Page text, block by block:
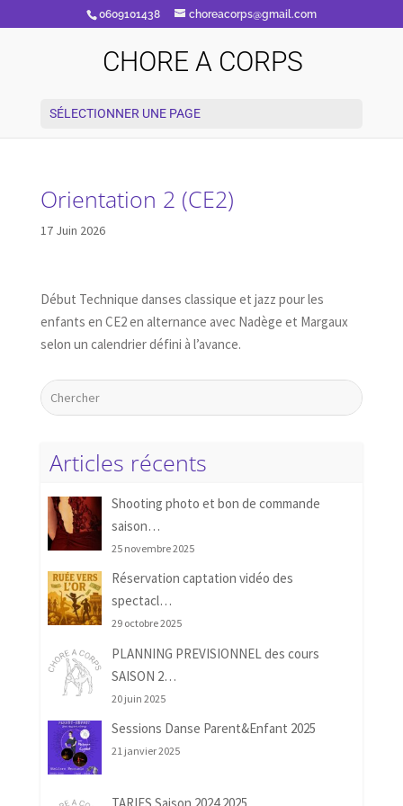
0609101438 choreacorps@gmail.com
CHORE A CORPS
SÉLECTIONNER UNE PAGE
Orientation 2 (CE2)
17 Juin 2026
Début Technique danses classique et jazz pour les
enfants en CE2 en alternance avec Nadège et Margaux
selon un calendrier défini à l’avance.
Articles récents
Shooting photo et bon de commande
saison…
25 novembre 2025
Réservation captation vidéo des
spectacl…
29 octobre 2025
PLANNING PREVISIONNEL des cours
SAISON 2…
20 juin 2025
Sessions Danse Parent&Enfant 2025
21 janvier 2025